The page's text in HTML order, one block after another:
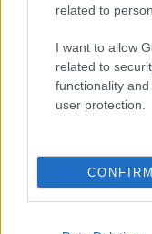
related to
I want to allow
related to
functionality
user protection.
CONFIRM